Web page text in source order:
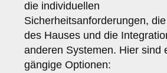
die individuellen
Sicherheitsanforderungen,
des Hauses und die
anderen Systemen. Hier sind
gängige Optionen: